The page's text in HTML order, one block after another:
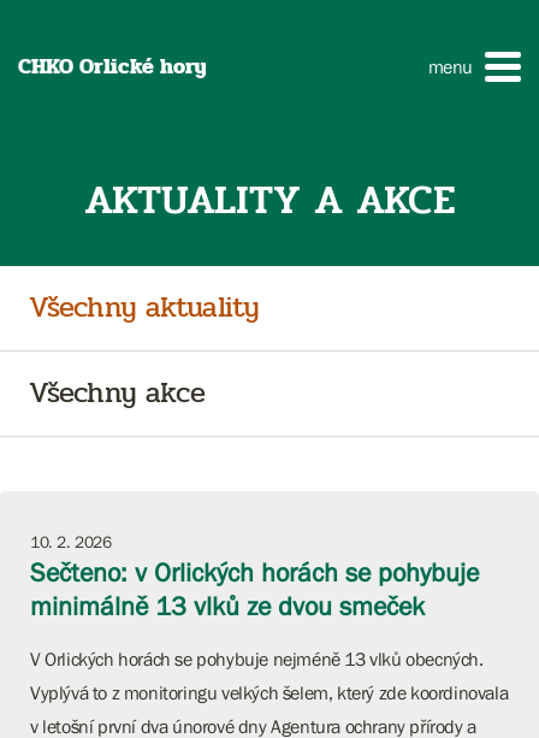
CHKO Orlické hory menu
AKTUALITY A AKCE
Všechny aktuality
Všechny akce
10. 2. 2026
Sečteno: v Orlických horách se pohybuje
minimálně 13 vlků ze dvou smeček
V Orlických horách se pohybuje nejméně 13 vlků obecných.
Vyplývá to z monitoringu velkých šelem, který zde koordinovala
v letošní první dva únorové dny Agentura ochrany přírody a